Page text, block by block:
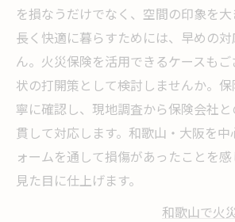
を損なうだけでなく、空間の印象を大
長く快適に暮らすためには、早めの
ん。火災保険を活用できるケースも
状の打開策として検討しませんか。
寧に確認し、現地調査から保険会社
貫して対応します。和歌山・大阪を
ォームを通して損傷があったことを
見た目に仕上げます。
和歌山で火